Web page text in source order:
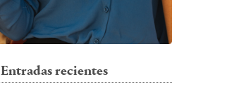
Entradas recientes